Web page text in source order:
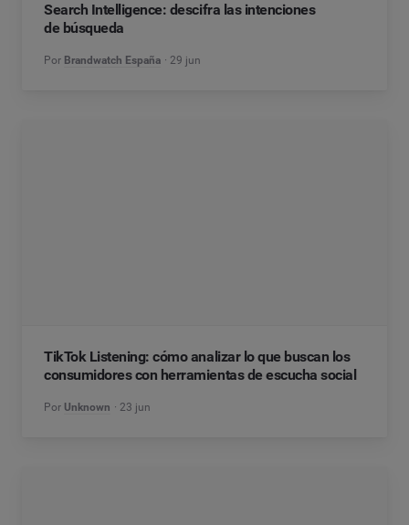
Search Intelligence: descifra las intenciones
de búsqueda
Por Brandwatch España 29 jun
TikTok Listening: cómo analizar lo que buscan los
consumidores con herramientas de escucha social
Por Unknown 23 jun